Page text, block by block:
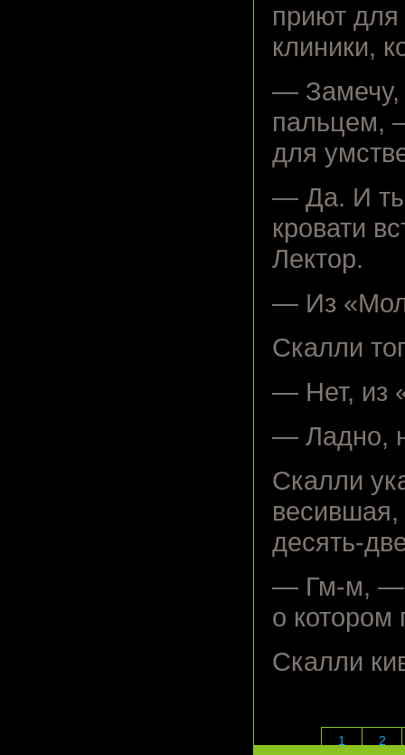
приют для
клиники,
— Замечу,
пальцем,
для
— Да. И ты
кровати
Лектор.
— Из
Скалли
— Нет, из
— Ладно,
Скалли
десять-
— Гм-м, —
о котором
Скалли
1 2